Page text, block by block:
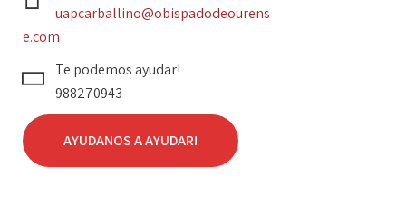
uapcarballino@obispadodeourens
e.com
Te podemos ayudar!
988270943
AYUDANOS A AYUDAR!